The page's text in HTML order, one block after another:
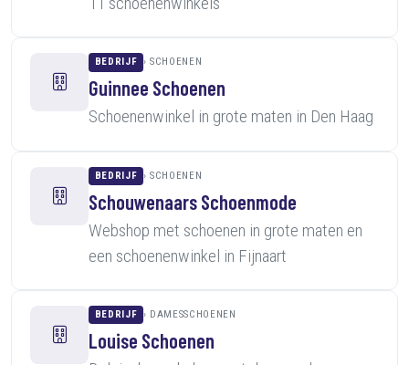
BEDRIJF SCHOENEN
Guinnee Schoenen
Schoenenwinkel in grote maten in Den Haag
BEDRIJF SCHOENEN
Schouwenaars Schoenmode
Webshop met schoenen in grote maten en
een schoenenwinkel in Fijnaart
BEDRIJF DAMESSCHOENEN
Louise Schoenen